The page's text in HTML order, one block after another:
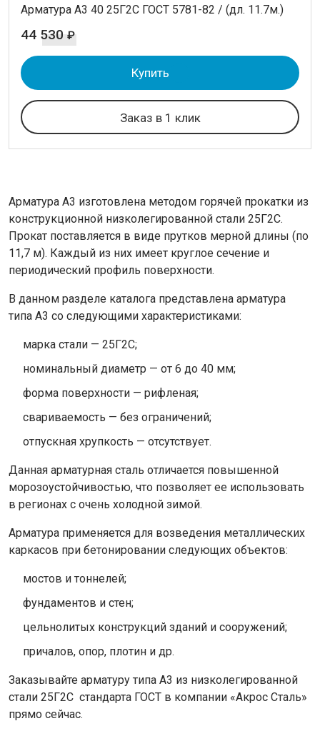
Арматура А3 40 25Г2С ГОСТ 5781-82 / (дл. 11.7м.)
44 530 ₽
Купить
Заказ в 1 клик
Арматура А3 изготовлена методом горячей прокатки из
конструкционной низколегированной стали 25Г2С.
Прокат поставляется в виде прутков мерной длины (по
11,7 м). Каждый из них имеет круглое сечение и
периодический профиль поверхности.
В данном разделе каталога представлена арматура
типа А3 со следующими характеристиками:
марка стали — 25Г2С;
номинальный диаметр — от 6 до 40 мм;
форма поверхности — рифленая;
свариваемость — без ограничений;
отпускная хрупкость — отсутствует.
Данная арматурная сталь отличается повышенной
морозоустойчивостью, что позволяет ее использовать
в регионах с очень холодной зимой.
Арматура применяется для возведения металлических
каркасов при бетонировании следующих объектов:
мостов и тоннелей;
фундаментов и стен;
цельнолитых конструкций зданий и сооружений;
причалов, опор, плотин и др.
Заказывайте арматуру типа А3 из низколегированной
стали 25Г2С стандарта ГОСТ в компании «Акрос Сталь»
прямо сейчас.